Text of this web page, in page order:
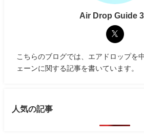
Air Drop Guide
こちらのブログでは、エアドロップを
ェーンに関する記事を書いています。
人気の記事